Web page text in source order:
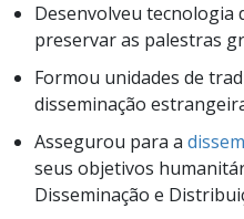
Desenvolveu tecnologia
preservar as palestras
Formou unidades de
disseminação
Assegurou para a
seus objetivos
Disseminação e